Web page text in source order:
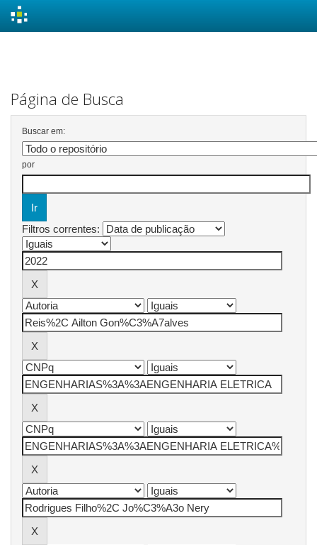
Página de Busca
Buscar em:
por
Filtros correntes: